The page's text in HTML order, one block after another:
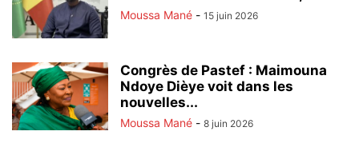
Moussa Mané - 15 juin 2026
Congrès de Pastef : Maimouna
Ndoye Dièye voit dans les
nouvelles...
Moussa Mané - 8 juin 2026